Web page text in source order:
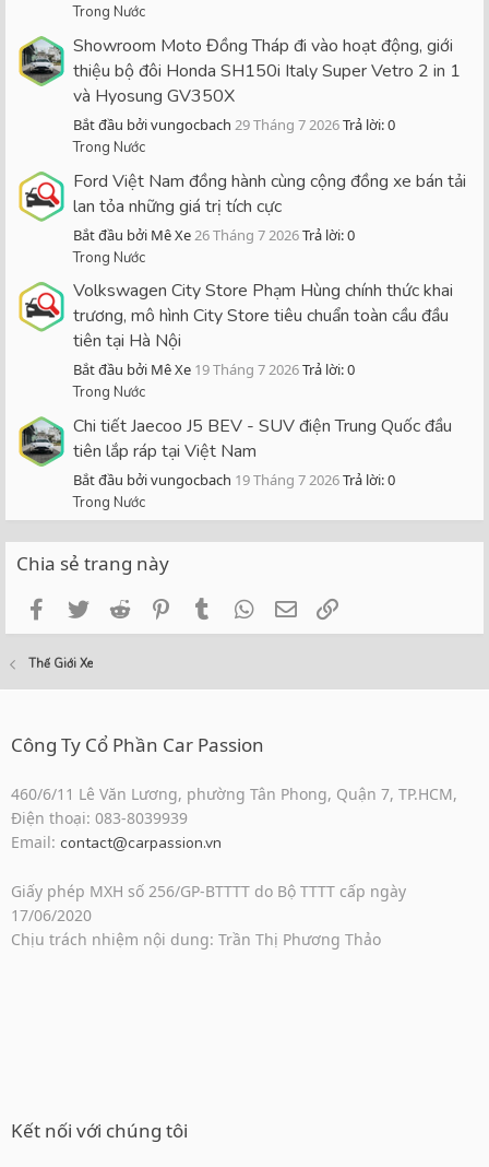
Trong Nước
Showroom Moto Đồng Tháp đi vào hoạt động, giới
thiệu bộ đôi Honda SH150i Italy Super Vetro 2 in 1
và Hyosung GV350X
Bắt đầu bởi vungocbach 29 Tháng 7 2026Trả lời: 0
Trong Nước
Ford Việt Nam đồng hành cùng cộng đồng xe bán tải
lan tỏa những giá trị tích cực
Bắt đầu bởi Mê Xe 26 Tháng 7 2026Trả lời: 0
Trong Nước
Volkswagen City Store Phạm Hùng chính thức khai
trương, mô hình City Store tiêu chuẩn toàn cầu đầu
tiên tại Hà Nội
Bắt đầu bởi Mê Xe 19 Tháng 7 2026Trả lời: 0
Trong Nước
Chi tiết Jaecoo J5 BEV - SUV điện Trung Quốc đầu
tiên lắp ráp tại Việt Nam
Bắt đầu bởi vungocbach 19 Tháng 7 2026Trả lời: 0
Trong Nước
Chia sẻ trang này
FacebookTwitterReddit PinterestTumblrWhatsApp
Email
Thế Giới Xe
Công Ty Cổ Phần Car Passion
460/6/11 Lê Văn Lương, phường Tân Phong, Quận 7, TP.HCM,
Điện thoại: 083-8039939
Email: contact@carpassion.vn
Giấy phép MXH số 256/GP-BTTTT do Bộ TTTT cấp ngày
17/06/2020
Chịu trách nhiệm nội dung: Trần Thị Phương Thảo
Kết nối với chúng tôi